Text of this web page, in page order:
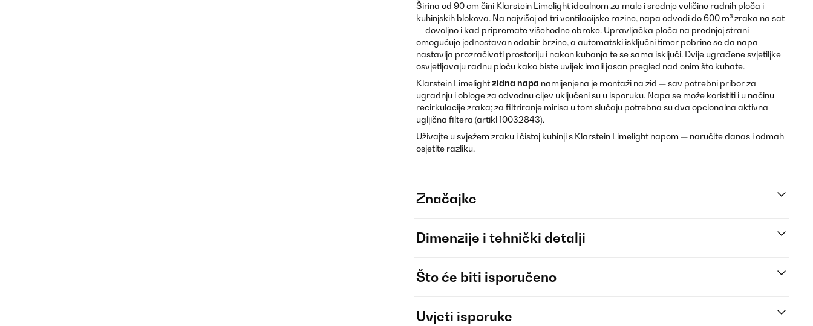
Širina od 90 cm čini Klarstein Limelight idealnom za male i srednje veličine radnih ploča i
kuhinjskih blokova. Na najvišoj od tri ventilacijske razine, napa odvodi do 600 m³ zraka na sat
— dovoljno i kad pripremate višehodne obroke. Upravljačka ploča na prednjoj strani
omogućuje jednostavan odabir brzine, a automatski isključni timer pobrine se da napa
nastavlja prozračivati prostoriju i nakon kuhanja te se sama isključi. Dvije ugrađene svjetiljke
osvjetljavaju radnu ploču kako biste uvijek imali jasan pregled nad onim što kuhate.
Klarstein Limelightzidna napa namijenjena je montaži na zid — sav potrebni pribor za
ugradnju i obloge za odvodnu cijev uključeni su u isporuku. Napa se može koristiti i u načinu
recirkulacije zraka; za filtriranje mirisa u tom slučaju potrebna su dva opcionalna aktivna
ugljična filtera (artikl 10032843).
Uživajte u svježem zraku i čistoj kuhinji s Klarstein Limelight napom — naručite danas i odmah
osjetite razliku.
Značajke
Dimenzije i tehnički detalji
Što će biti isporučeno
Uvjeti isporuke